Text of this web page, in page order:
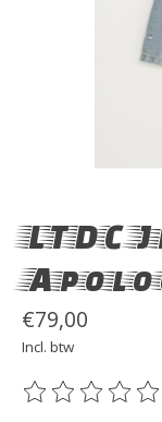
LTDC
€79,00
Incl. btw
De beoordeling